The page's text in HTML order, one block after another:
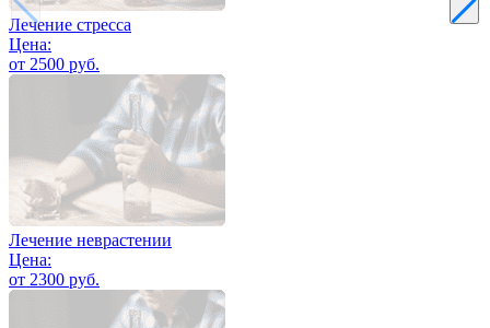
Лечение стресса
Цена:
от 2500 руб.
Лечение неврастении
Цена:
от 2300 руб.